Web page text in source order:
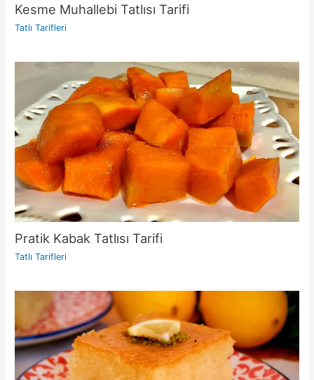
Kesme Muhallebi Tatlısı Tarifi
Tatlı Tarifleri
Pratik Kabak Tatlısı Tarifi
Tatlı Tarifleri